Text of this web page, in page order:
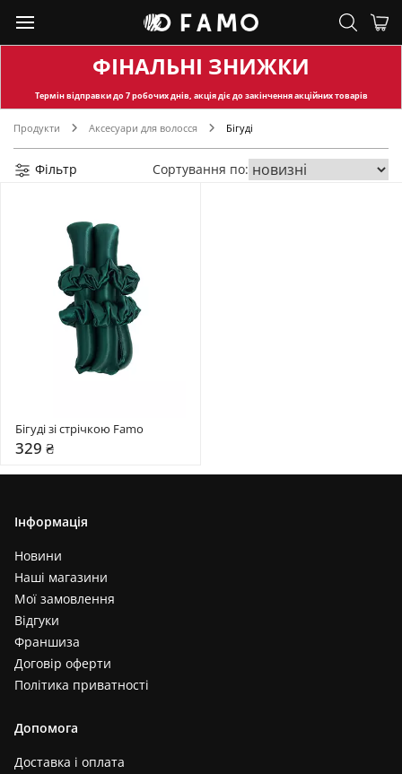
ФІНАЛЬНІ ЗНИЖКИ
Термін відправкидо 7 робочих днів, акція діє до закінчення акційних товарів
Продукти Аксесуари для волосся Бігуді
Фільтр Сортування по:
Бігуді зі стрічкою Famo
329 ₴
Інформація
Новини
Наші магазини
Мої замовлення
Відгуки
Франшиза
Договір оферти
Політика приватності
Допомога
Доставка і оплата